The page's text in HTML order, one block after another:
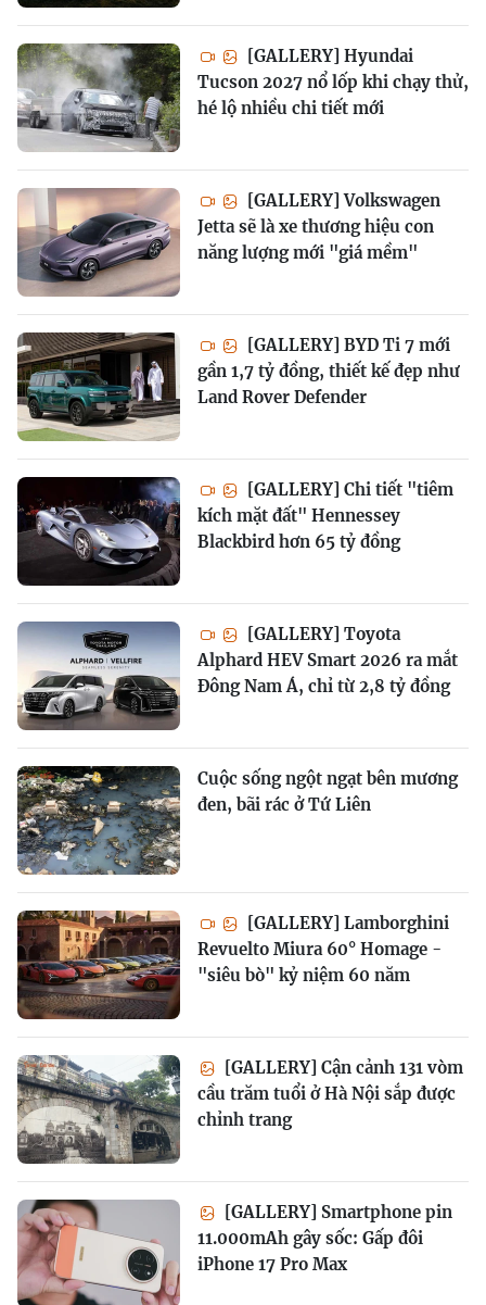
[GALLERY] Hyundai
Tucson 2027 nổ lốp khi chạy thử,
hé lộ nhiều chi tiết mới
[GALLERY] Volkswagen
Jetta sẽ là xe thương hiệu con
năng lượng mới "giá mềm"
[GALLERY] BYD Ti 7 mới
gần 1,7 tỷ đồng, thiết kế đẹp như
Land Rover Defender
[GALLERY] Chi tiết "tiêm
kích mặt đất" Hennessey
Blackbird hơn 65 tỷ đồng
[GALLERY] Toyota
Alphard HEV Smart 2026 ra mắt
Đông Nam Á, chỉ từ 2,8 tỷ đồng
Cuộc sống ngột ngạt bên mương
đen, bãi rác ở Tứ Liên
[GALLERY] Lamborghini
Revuelto Miura 60° Homage -
"siêu bò" kỷ niệm 60 năm
[GALLERY] Cận cảnh 131 vòm
cầu trăm tuổi ở Hà Nội sắp được
chỉnh trang
[GALLERY] Smartphone pin
11.000mAh gây sốc: Gấp đôi
iPhone 17 Pro Max